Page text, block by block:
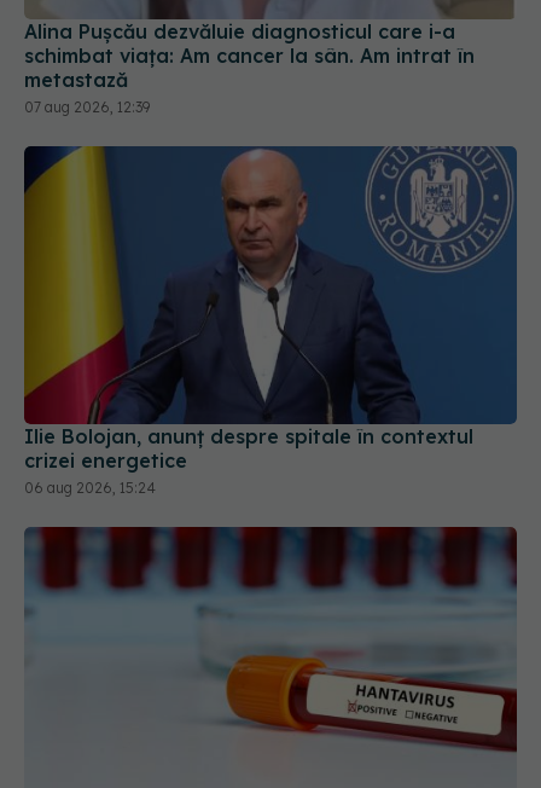
Ilie Bolojan, anunț despre spitale în contextul
crizei energetice
06 aug 2026, 15:24
Alertă în Europa după un nou caz de hantavirus
Anzi, singura tulpină care se transmite de la om la